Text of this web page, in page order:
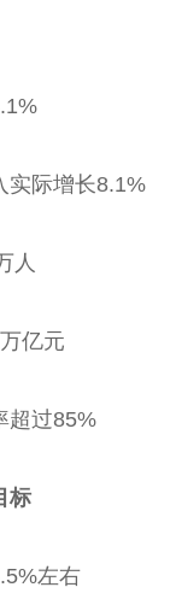
际增长8.1%
人
亿元
过85%
标
左右